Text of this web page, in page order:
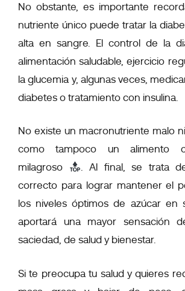
No obstante, es importante
nutriente único puede tratar la
alta en sangre. El control de la
alimentación saludable, ejercicio
la glucemia y, algunas veces,
diabetes o tratamiento con insulina.
No existe un macronutriente malo
como tampoco un alimento
milagroso
. Al final, se trata
correcto para lograr mantener el
los niveles óptimos de azúcar en
aportará una mayor sensación
saciedad, de salud y bienestar.
Si te preocupa tu salud y quieres